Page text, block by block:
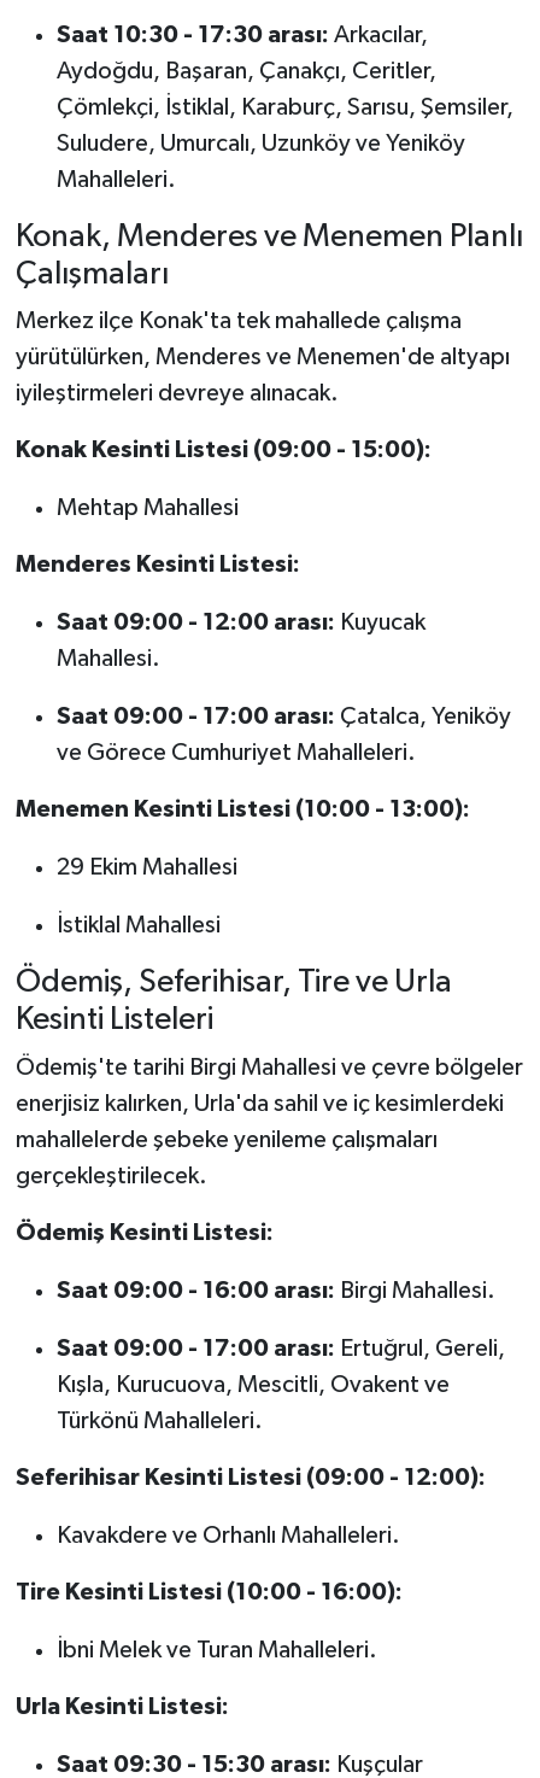
Saat 10:30 - 17:30 arası: Arkacılar,
Aydoğdu, Başaran, Çanakçı, Ceritler,
Çömlekçi, İstiklal, Karaburç, Sarısu, Şemsiler,
Suludere, Umurcalı, Uzunköy ve Yeniköy
Mahalleleri.
Konak, Menderes ve Menemen Planlı
Çalışmaları
Merkez ilçe Konak'ta tek mahallede çalışma
yürütülürken, Menderes ve Menemen'de altyapı
iyileştirmeleri devreye alınacak.
Konak Kesinti Listesi (09:00 - 15:00):
Mehtap Mahallesi
Menderes Kesinti Listesi:
Saat 09:00 - 12:00 arası: Kuyucak
Mahallesi.
Saat 09:00 - 17:00 arası: Çatalca, Yeniköy
ve Görece Cumhuriyet Mahalleleri.
Menemen Kesinti Listesi (10:00 - 13:00):
29 Ekim Mahallesi
İstiklal Mahallesi
Ödemiş, Seferihisar, Tire ve Urla
Kesinti Listeleri
Ödemiş'te tarihi Birgi Mahallesi ve çevre bölgeler
enerjisiz kalırken, Urla'da sahil ve iç kesimlerdeki
mahallelerde şebeke yenileme çalışmaları
gerçekleştirilecek.
Ödemiş Kesinti Listesi:
Saat 09:00 - 16:00 arası: Birgi Mahallesi.
Saat 09:00 - 17:00 arası: Ertuğrul, Gereli,
Kışla, Kurucuova, Mescitli, Ovakent ve
Türkönü Mahalleleri.
Seferihisar Kesinti Listesi (09:00 - 12:00):
Kavakdere ve Orhanlı Mahalleleri.
Tire Kesinti Listesi (10:00 - 16:00):
İbni Melek ve Turan Mahalleleri.
Urla Kesinti Listesi:
Saat 09:30 - 15:30 arası: Kuşçular